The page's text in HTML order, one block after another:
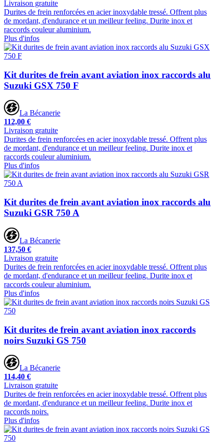
Livraison gratuite
Durites de frein renforcées en acier inoxydable tressé. Offrent plus
de mordant, d'endurance et un meilleur feeling. Durite inox et
raccords couleur aluminium.
Plus d'infos
Kit durites de frein avant aviation inox raccords alu
Suzuki GSX 750 F
La Bécanerie
112,00 €
Livraison gratuite
Durites de frein renforcées en acier inoxydable tressé. Offrent plus
de mordant, d'endurance et un meilleur feeling. Durite inox et
raccords couleur aluminium.
Plus d'infos
Kit durites de frein avant aviation inox raccords alu
Suzuki GSR 750 A
La Bécanerie
137,50 €
Livraison gratuite
Durites de frein renforcées en acier inoxydable tressé. Offrent plus
de mordant, d'endurance et un meilleur feeling. Durite inox et
raccords couleur aluminium.
Plus d'infos
Kit durites de frein avant aviation inox raccords
noirs Suzuki GS 750
La Bécanerie
114,40 €
Livraison gratuite
Durites de frein renforcées en acier inoxydable tressé. Offrent plus
de mordant, d'endurance et un meilleur feeling. Durite inox et
raccords noirs.
Plus d'infos